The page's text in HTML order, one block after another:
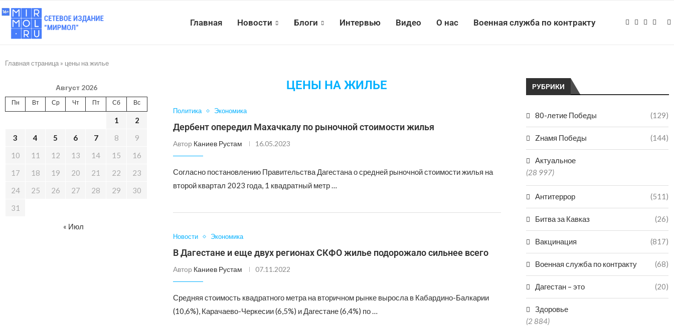
Главная Новости Блоги Интервью Видео О нас Военная служба по контракту
Главная страница » цены на жилье
ЦЕНЫ НА ЖИЛЬЕ
Политика Экономика
Дербент опередил Махачкалу по рыночной стоимости жилья
Автор Каниев Рустам 16.05.2023
Согласно постановлению Правительства Дагестана о средней рыночной стоимости жилья на
второй квартал 2023 года, 1 квадратный метр …
Новости Экономика
В Дагестане и еще двух регионах СКФО жилье подорожало сильнее всего
Автор Каниев Рустам 07.11.2022
Средняя стоимость квадратного метра на вторичном рынке выросла в Кабардино-Балкарии
(10,6%), Карачаево-Черкесии (6,5%) и Дагестане (6,4%) по …
РУБРИКИ
80-летие Победы (129)
Zнамя Победы (144)
Актуальное
(28 997)
Антитеррор (511)
Битва за Кавказ (26)
Вакцинация (817)
Военная служба по контракту (68)
Дагестан – это (20)
Здоровье
(2 884)
Август 2026
Пн Вт Ср Чт Пт Сб Вс
1
2
3
4 5 6 7 8
9
10
11 12 13 14 15
16
17
18 19 20 21 22
23
24
25 26 27 28 29
30
31
« Июл